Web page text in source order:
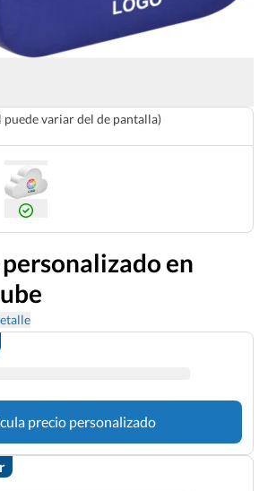
puede variar del de pantalla)
en
precio personalizado